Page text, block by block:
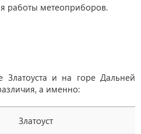
работы метеоприборов.
Златоуста и на горе Дальней
а именно:
Златоуст